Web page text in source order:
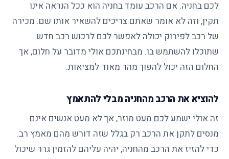
לכם בחניה. אם הרכב עומד בחניה הוא ככל הנראה אינו
תקין, וזה לא אומר שאתם צריכים להשאיר אותו שם. מכירה
של רכב לפירוק יכולה לאפשר לכם לרכוש רכב חדש
שתוכלו להשתמש בו. מבחינתכם אולי מדובר על חלום, אך
החלום הזה יכול להפוך מהר מאוד למציאות.
להוציא את הרכב מהחניה מבלי להתאמץ
זה אולי ישמע לכם מעט מוזר, אך לא מעט אנשים אינם
מנסים לתקן את הרכב רק בגלל שזה דורש מהם מאמץ רב.
כדי להזיז את הרכב מהחניה, יהיה עליהם להזמין גרר שיכול